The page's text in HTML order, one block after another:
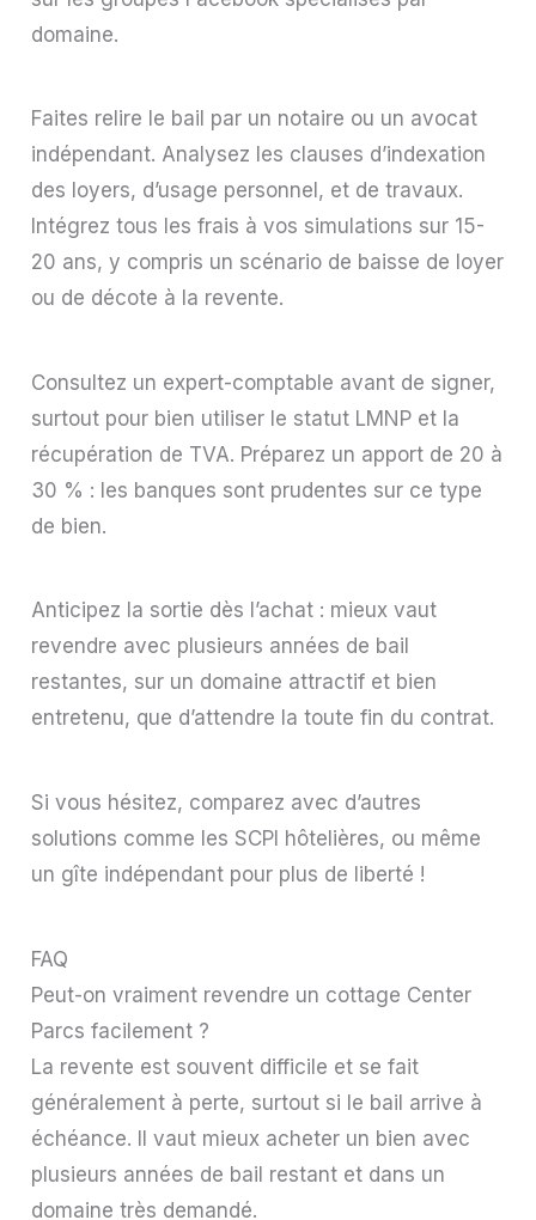
domaine.
Faites relire le bail par un notaire ou un avocat
indépendant. Analysez les clauses d’indexation
des loyers, d’usage personnel, et de travaux.
Intégrez tous les frais à vos simulations sur 15-
20 ans, y compris un scénario de baisse de loyer
ou de décote à la revente.
Consultez un expert-comptable avant de signer,
surtout pour bien utiliser le statut LMNP et la
récupération de TVA. Préparez un apport de 20 à
30 % : les banques sont prudentes sur ce type
de bien.
Anticipez la sortie dès l’achat : mieux vaut
revendre avec plusieurs années de bail
restantes, sur un domaine attractif et bien
entretenu, que d’attendre la toute fin du contrat.
Si vous hésitez, comparez avec d’autres
solutions comme les SCPI hôtelières, ou même
un gîte indépendant pour plus de liberté !
FAQ
Peut-on vraiment revendre un cottage Center
Parcs facilement ?
La revente est souvent difficile et se fait
généralement à perte, surtout si le bail arrive à
échéance. Il vaut mieux acheter un bien avec
plusieurs années de bail restant et dans un
domaine très demandé.